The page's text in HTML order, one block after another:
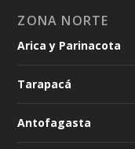
ZONA NORTE
Arica y Parinacota
Tarapacá
Antofagasta